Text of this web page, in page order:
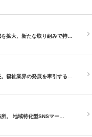
拡大、新たな取り組みで持…
福祉業界の発展を牽引する…
。 地域特化型SNSマー…